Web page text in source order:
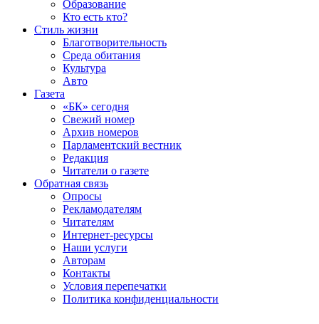
Образование
Кто есть кто?
Стиль жизни
Благотворительность
Среда обитания
Культура
Авто
Газета
«БК» сегодня
Свежий номер
Архив номеров
Парламентский вестник
Редакция
Читатели о газете
Обратная связь
Опросы
Рекламодателям
Читателям
Интернет-ресурсы
Наши услуги
Авторам
Контакты
Условия перепечатки
Политика конфиденциальности